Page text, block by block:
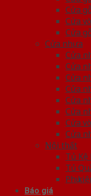
Cửa
Cửa
Cửa
Cửa nhựa
Cửa
Cửa
Cửa
Cửa
Cửa
Cửa
Cửa
Cửa
Nội thất
Tủ Kệ
Tủ
Phụ
Báo giá